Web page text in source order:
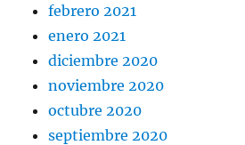
febrero 2021
enero 2021
diciembre 2020
noviembre 2020
octubre 2020
septiembre 2020